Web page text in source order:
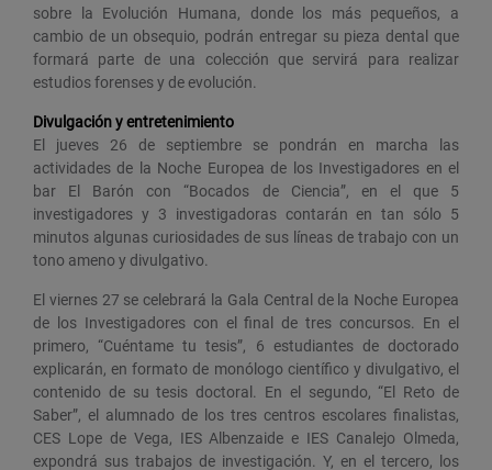
sobre la Evolución Humana, donde los más pequeños, a
cambio de un obsequio, podrán entregar su pieza dental que
formará parte de una colección que servirá para realizar
estudios forenses y de evolución.
Divulgación y entretenimiento
El jueves 26 de septiembre se pondrán en marcha las
actividades de la Noche Europea de los Investigadores en el
bar El Barón con “Bocados de Ciencia”, en el que 5
investigadores y 3 investigadoras contarán en tan sólo 5
minutos algunas curiosidades de sus líneas de trabajo con un
tono ameno y divulgativo.
El viernes 27 se celebrará la Gala Central de la Noche Europea
de los Investigadores con el final de tres concursos. En el
primero, “Cuéntame tu tesis”, 6 estudiantes de doctorado
explicarán, en formato de monólogo científico y divulgativo, el
contenido de su tesis doctoral. En el segundo, “El Reto de
Saber”, el alumnado de los tres centros escolares finalistas,
CES Lope de Vega, IES Albenzaide e IES Canalejo Olmeda,
expondrá sus trabajos de investigación. Y, en el tercero, los